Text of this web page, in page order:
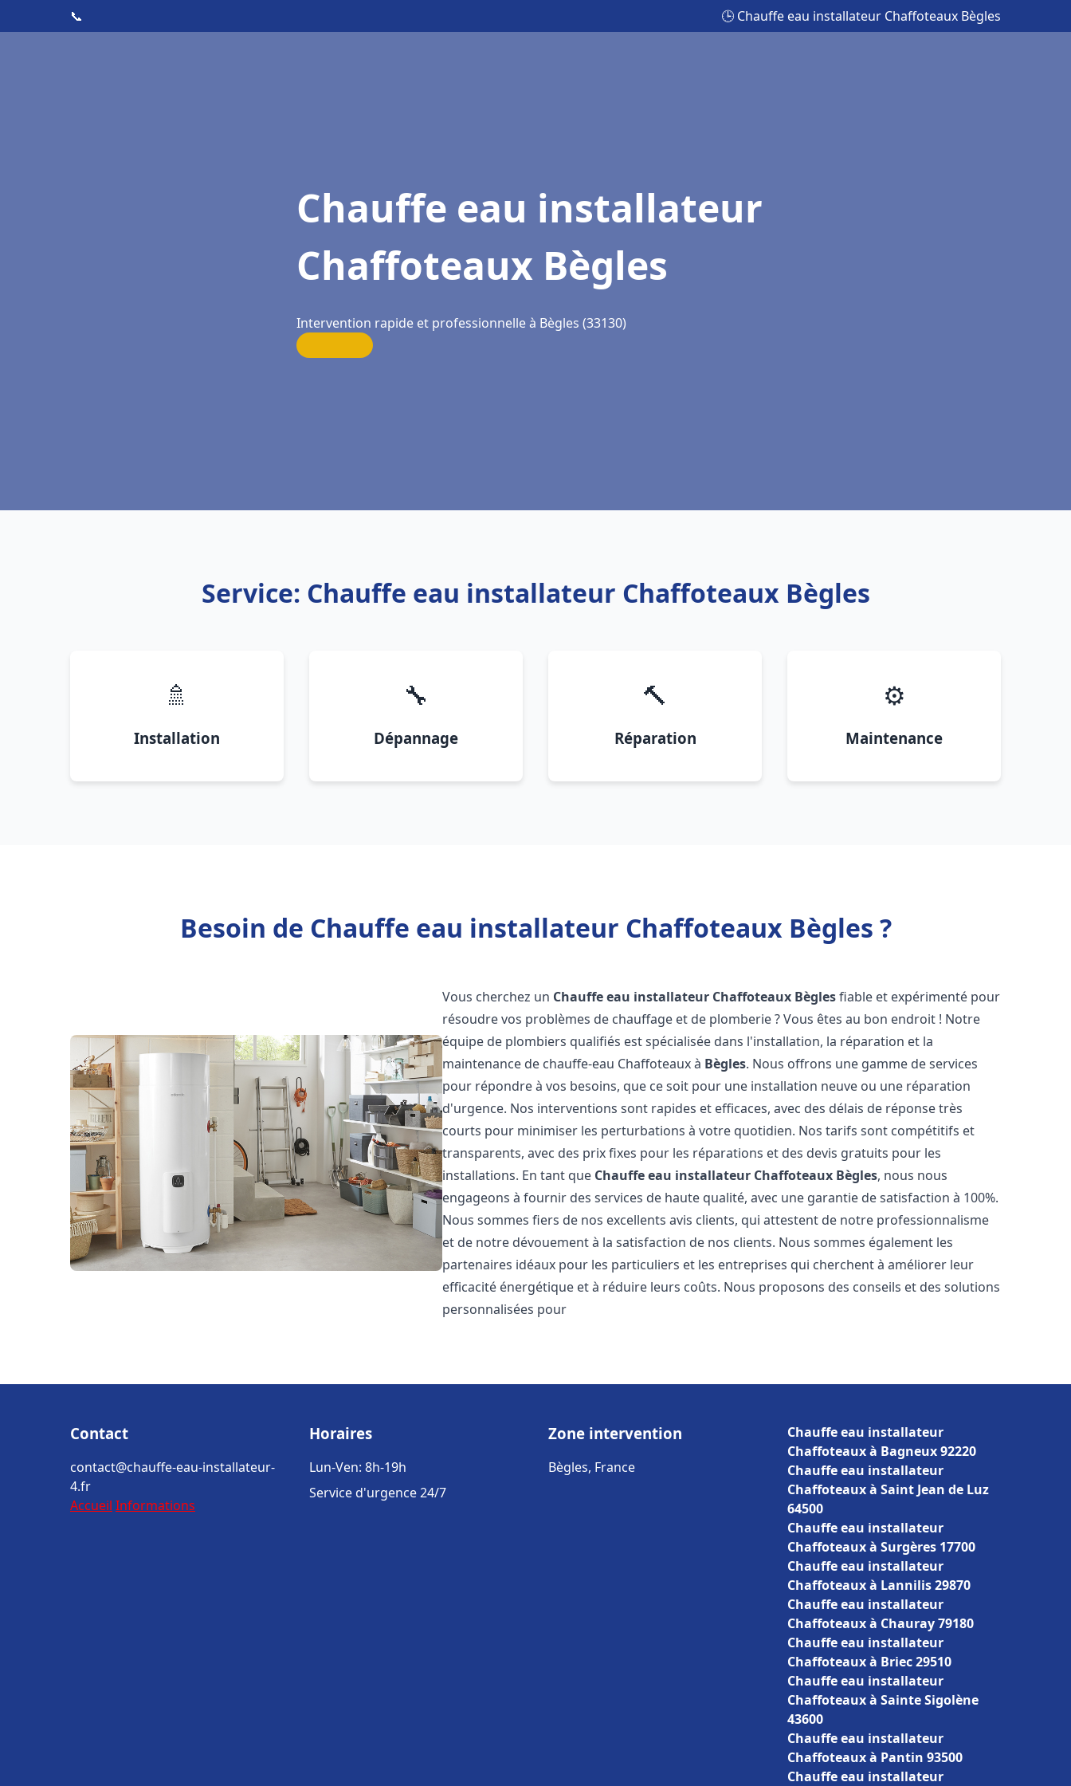
📞 🕒 Chauffe eau installateur Chaffoteaux Bègles
Chauffe eau installateur
Chaffoteaux Bègles
Intervention rapide et professionnelle à Bègles (33130)
Service: Chauffe eau installateur Chaffoteaux Bègles
🚿
Installation
🔧
Dépannage
🔨
Réparation
⚙️
Maintenance
Besoin de Chauffe eau installateur Chaffoteaux Bègles ?
Vous cherchez un Chauffe eau installateur Chaffoteaux Bèglesfiable et expérimenté pour
résoudre vos problèmes de chauffage et de plomberie ? Vous êtes au bon endroit ! Notre
équipe de plombiers qualifiés est spécialisée dans l'installation, la réparation et la
maintenance de chauffe-eau Chaffoteaux à Bègles. Nous offrons une gamme de services
pour répondre à vos besoins, que ce soit pour une installation neuve ou une réparation
d'urgence. Nos interventions sont rapides et efficaces, avec des délais de réponse très
courts pour minimiser les perturbations à votre quotidien. Nos tarifs sont compétitifs et
transparents, avec des prix fixes pour les réparations et des devis gratuits pour les
installations. En tant que Chauffe eau installateur Chaffoteaux Bègles, nous nous
engageons à fournir des services de haute qualité, avec une garantie de satisfaction à 100%.
Nous sommes fiers de nos excellents avis clients, qui attestent de notre professionnalisme
et de notre dévouement à la satisfaction de nos clients. Nous sommes également les
partenaires idéaux pour les particuliers et les entreprises qui cherchent à améliorer leur
efficacité énergétique et à réduire leurs coûts. Nous proposons des conseils et des solutions
personnalisées pour
Contact
contact@chauffe-eau-installateur-
4.fr
Accueil Informations
Horaires
Lun-Ven: 8h-19h
Service d'urgence 24/7
Zone intervention
Bègles, France
Chauffe eau installateur
Chaffoteaux à Bagneux 92220
Chauffe eau installateur
Chaffoteaux à Saint Jean de Luz
64500
Chauffe eau installateur
Chaffoteaux à Surgères 17700
Chauffe eau installateur
Chaffoteaux à Lannilis 29870
Chauffe eau installateur
Chaffoteaux à Chauray 79180
Chauffe eau installateur
Chaffoteaux à Briec 29510
Chauffe eau installateur
Chaffoteaux à Sainte Sigolène
43600
Chauffe eau installateur
Chaffoteaux à Pantin 93500
Chauffe eau installateur